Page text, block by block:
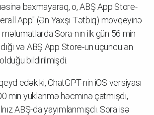
baxmayaraq, o, ABŞ App Store-
App" (Ən Yaxşı Tətbiq) mövqeyinə
Sora-nın ilk gün 56 min
və ABŞ App Store-un üçüncü ən
bildirilmişdi.
edək ki, ChatGPT-nin iOS versiyası
min yüklənmə həcminə çatmışdı,
ABŞ-da yayımlanmışdı. Sora isə